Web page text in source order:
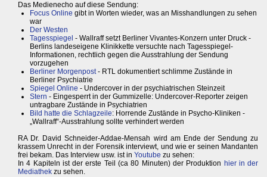
Das Medienecho auf diese Sendung:
Focus Online gibt in Worten wieder, was an Misshandlungen zu sehen
war
Der Westen
Tagesspiegel - Wallraff setzt Berliner Vivantes-Konzern unter Druck -
Berlins landeseigene Klinikkette versuchte nach Tagesspiegel-
Informationen, rechtlich gegen die Ausstrahlung der Sendung
vorzugehen
Berliner Morgenpost- RTL dokumentiert schlimme Zustände in
Berliner Psychiatrie
Spiegel Online - Undercover in der psychiatrischen Steinzeit
Stern - Eingesperrt in der Gummizelle: Undercover-Reporter zeigen
untragbare Zustände in Psychiatrien
Bild hatte die Schlagzeile: Horrende Zustände in Psycho-Kliniken -
„Wallraff“-Ausstrahlung sollte verhindert werden
RA Dr. David Schneider-Addae-Mensah wird am Ende der Sendung zu
krassem Unrecht in der Forensik interviewt, und wie er seinen Mandanten
frei bekam. Das Interview usw. ist in Youtube zu sehen:
In 4 Kapiteln ist der erste Teil (ca 80 Minuten) der Produktion hier in der
Mediathek zu sehen.